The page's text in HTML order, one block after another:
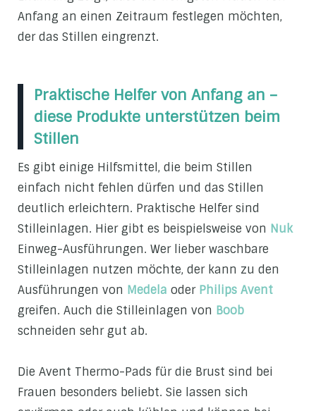
Anfang an einen Zeitraum festlegen möchten,
der das Stillen eingrenzt.
Praktische Helfer von Anfang an –
diese Produkte unterstützen beim
Stillen
Es gibt einige Hilfsmittel, die beim Stillen
einfach nicht fehlen dürfen und das Stillen
deutlich erleichtern. Praktische Helfer sind
Stilleinlagen. Hier gibt es beispielsweise von Nuk
Einweg-Ausführungen. Wer lieber waschbare
Stilleinlagen nutzen möchte, der kann zu den
Ausführungen von Medela oder Philips Avent
greifen. Auch die Stilleinlagen von Boob
schneiden sehr gut ab.
Die Avent Thermo-Pads für die Brust sind bei
Frauen besonders beliebt. Sie lassen sich